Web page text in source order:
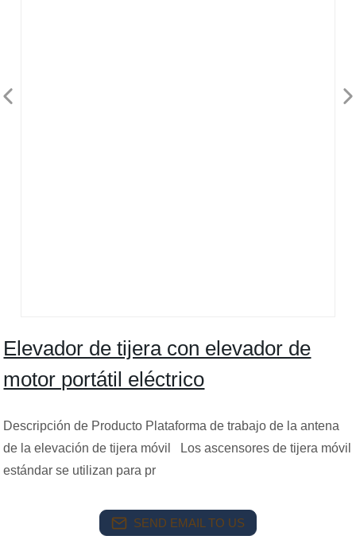
Elevador de tijera con elevador de
motor portátil eléctrico
Descripción de Producto Plataforma de trabajo de la antena
de la elevación de tijera móvil Los ascensores de tijera móvil
estándar se utilizan para pr
SEND EMAIL TO US